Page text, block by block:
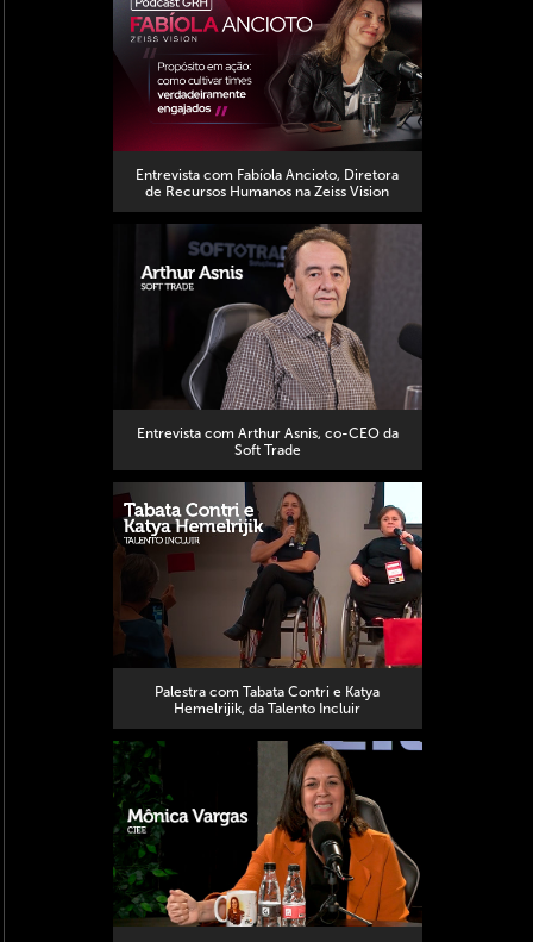
Entrevista com Fabíola Ancioto, Diretora
de Recursos Humanos na Zeiss Vision
Entrevista com Arthur Asnis, co-CEO da
Soft Trade
Palestra com Tabata Contri e Katya
Hemelrijik, da Talento Incluir